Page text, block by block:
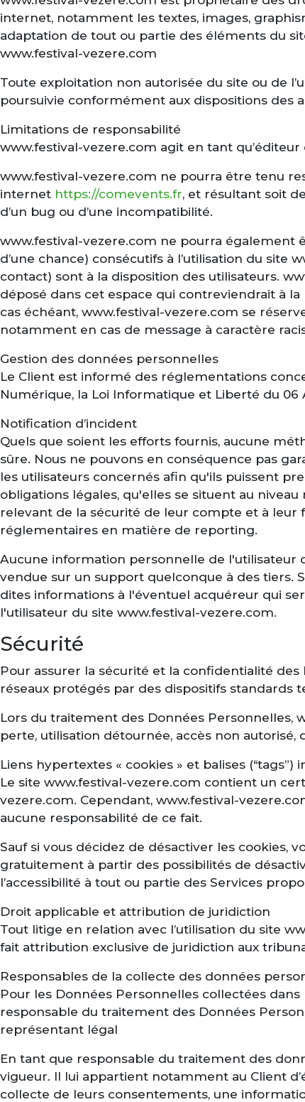
internet, notamment les textes, images,
adaptation de tout ou partie des éléments du
www.festival-vezere.com
Toute exploitation non autorisée du site ou de
poursuivie conformément aux dispositions des
Limitations de responsabilité
www.festival-vezere.com agit en tant
www.festival-vezere.com ne pourra être tenu
internet https://comevents.fr, et résultant soit
d’un bug ou d’une incompatibilité.
www.festival-vezere.com ne pourra également
d’une chance) consécutifs à l’utilisation du site
contact) sont à la disposition des utilisateurs.
déposé dans cet espace qui contreviendrait à
cas échéant, www.festival-vezere.com se
notamment en cas de message à caractère
Gestion des données personnelles
Le Client est informé des réglementations
Numérique, la Loi Informatique et Liberté du 06
Notification d’incident
Quels que soient les efforts fournis, aucune
sûre. Nous ne pouvons en conséquence pas
les utilisateurs concernés afin qu'ils puissent
obligations légales, qu'elles se situent au
relevant de la sécurité de leur compte et à
réglementaires en matière de reporting.
Aucune information personnelle de l'utilisateur
vendue sur un support quelconque à des tiers.
dites informations à l'éventuel acquéreur qui
l'utilisateur du site www.festival-vezere.com.
Sécurité
Pour assurer la sécurité et la confidentialité
réseaux protégés par des dispositifs standards
Lors du traitement des Données Personnelles,
perte, utilisation détournée, accès non
Liens hypertextes « cookies » et balises (“tags”)
Le site www.festival-vezere.com contient un
vezere.com. Cependant, www.festival-
aucune responsabilité de ce fait.
Sauf si vous décidez de désactiver les cookies,
gratuitement à partir des possibilités de
l’accessibilité à tout ou partie des Services
Droit applicable et attribution de juridiction
Tout litige en relation avec l’utilisation du site
fait attribution exclusive de juridiction aux
Responsables de la collecte des données
Pour les Données Personnelles collectées
responsable du traitement des Données
représentant légal
En tant que responsable du traitement des
vigueur. Il lui appartient notamment au Client
collecte de leurs consentements, une